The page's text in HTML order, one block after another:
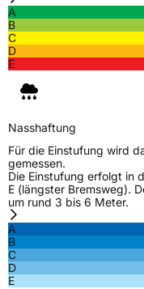
SchlauchtypTL
ZustandNeureifen
Verstärkt
Felgenschutz
EU Label
Effizienz
A
B
C
D
E
Nasshaftung
Für die Einstufung wird
gemessen.
Die Einstufung erfolgt in
E (längster Bremsweg).
um rund 3 bis 6 Meter.
A
B
C
D
E